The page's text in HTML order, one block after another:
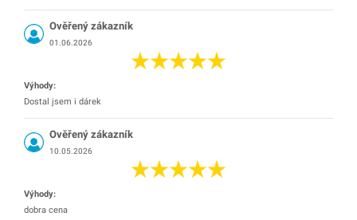
Ověřený zákazník
01.06.2026
Výhody:
Dostal jsem i dárek
Ověřený zákazník
10.05.2026
Výhody:
dobra cena